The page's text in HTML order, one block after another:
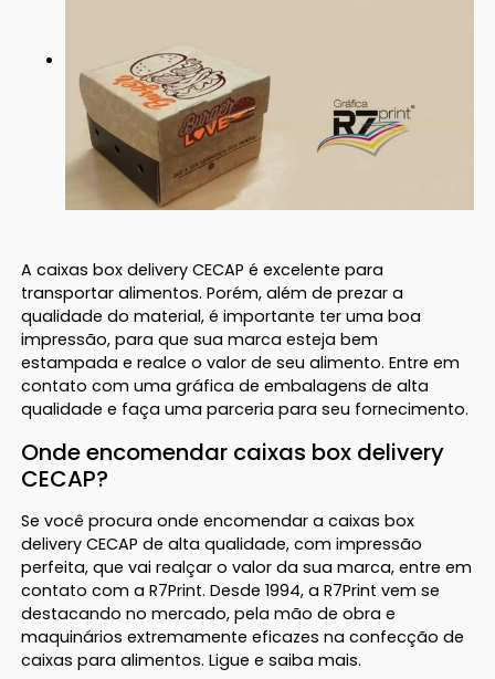
A caixas box delivery CECAP é excelente para
transportar alimentos. Porém, além de prezar a
qualidade do material, é importante ter uma boa
impressão, para que sua marca esteja bem
estampada e realce o valor de seu alimento. Entre em
contato com uma gráfica de embalagens de alta
qualidade e faça uma parceria para seu fornecimento.
Onde encomendar caixas box delivery
CECAP?
Se você procura onde encomendar a caixas box
delivery CECAP de alta qualidade, com impressão
perfeita, que vai realçar o valor da sua marca, entre em
contato com a R7Print. Desde 1994, a R7Print vem se
destacando no mercado, pela mão de obra e
maquinários extremamente eficazes na confecção de
caixas para alimentos. Ligue e saiba mais.